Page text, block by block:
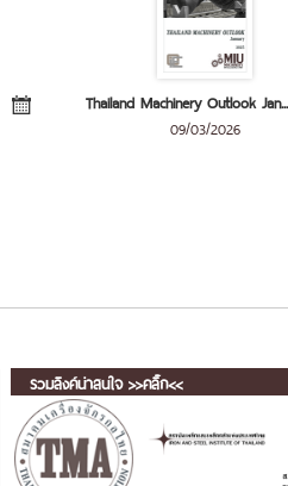
Thailand Machinery Outlook Jan...
09/03/2026
รวมลิงค์น่าสนใจ >>คลิ๊ก<<